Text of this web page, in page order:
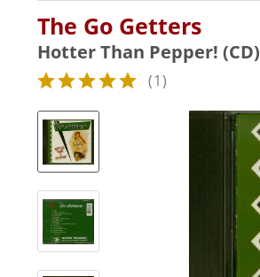
The Go Getters
Hotter Than Pepper! (CD)
(1)